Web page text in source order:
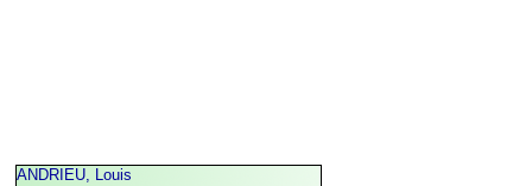
ANDRIEU, Louis